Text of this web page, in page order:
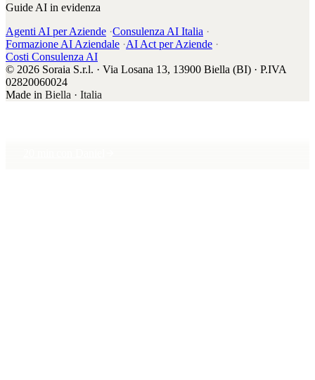
Guide AI in evidenza
Agenti AI per Aziende ·Consulenza AI Italia ·
Formazione AI Aziendale ·AI Act per Aziende ·
Costi Consulenza AI
© 2026 Soraia S.r.l. · Via Losana 13, 13900 Biella (BI) · P.IVA
02820060024
Made in Biella · Italia